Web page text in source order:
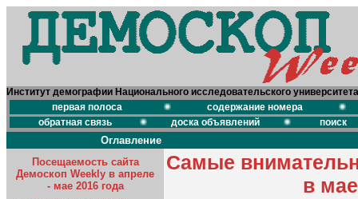
Институт демографии Национального исследовательского
первая полоса
содержание номера
обратная связь
доска объявлений поиск
Оглавление
Посещаемость сайта
Демоскоп Weekly в апреле
- мае 2016 года
Самые
в